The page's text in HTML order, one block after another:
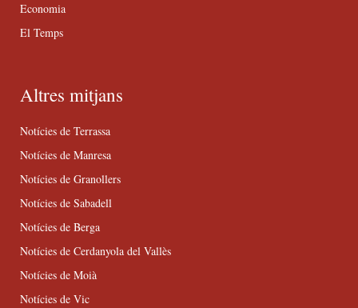
Economia
El Temps
Altres mitjans
Notícies de Terrassa
Notícies de Manresa
Notícies de Granollers
Notícies de Sabadell
Notícies de Berga
Notícies de Cerdanyola del Vallès
Notícies de Moià
Notícies de Vic